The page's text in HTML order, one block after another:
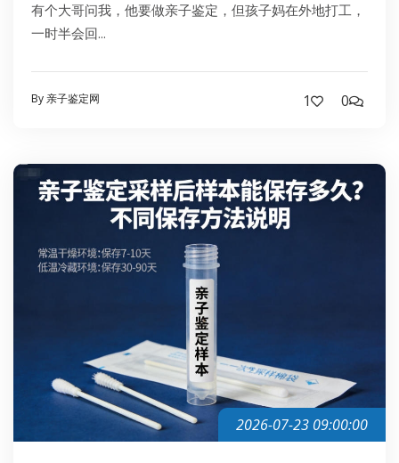
有个大哥问我，他要做亲子鉴定，但孩子妈在外地打工，
一时半会回...
By 亲子鉴定网 1 0
2026-07-23 09:00:00